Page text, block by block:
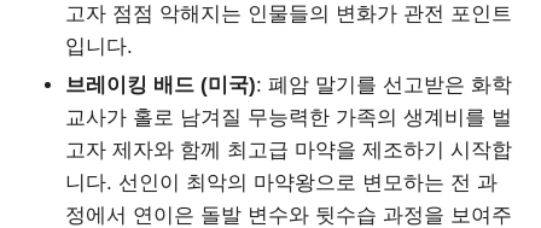
고자 점점 악해지는 인물들의 변화가 관전 포인트
입니다.
브레이킹 배드 (미국): 폐암 말기를 선고받은 화학
교사가 홀로 남겨질 무능력한 가족의 생계비를 벌
고자 제자와 함께 최고급 마약을 제조하기 시작합
니다. 선인이 최악의 마약왕으로 변모하는 전 과
정에서 연이은 돌발 변수와 뒷수습 과정을 보여주